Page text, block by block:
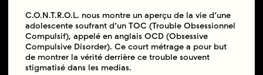
C.O.N.T.R.O.L. nous montre un aperçu de la vie d’une
adolescente soufrant d’un TOC (Trouble Obsessionnel
Compulsif), appelé en anglais OCD (Obsessive
Compulsive Disorder). Ce court métrage a pour but
de montrer la vérité derrière ce trouble souvent
stigmatisé dans les medias.